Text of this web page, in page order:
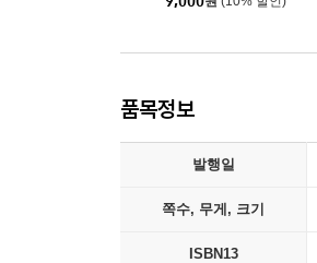
품목정보
발행일
쪽수, 무게, 크기
ISBN13